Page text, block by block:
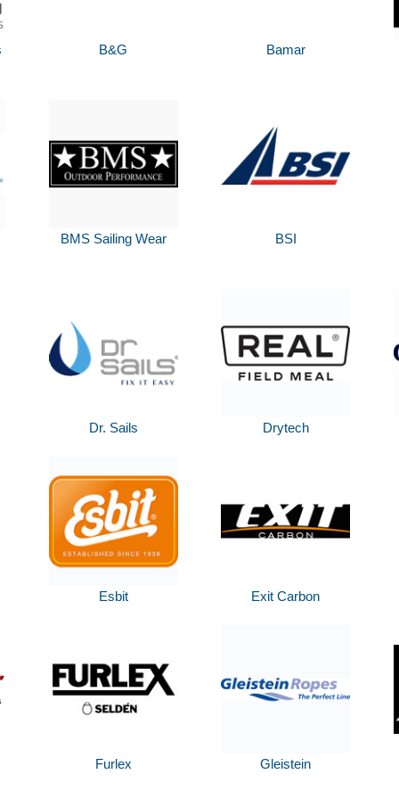
B&G Bamar
BMS Sailing Wear BSI
Dr. Sails Drytech
Esbit Exit Carbon
Furlex Gleistein